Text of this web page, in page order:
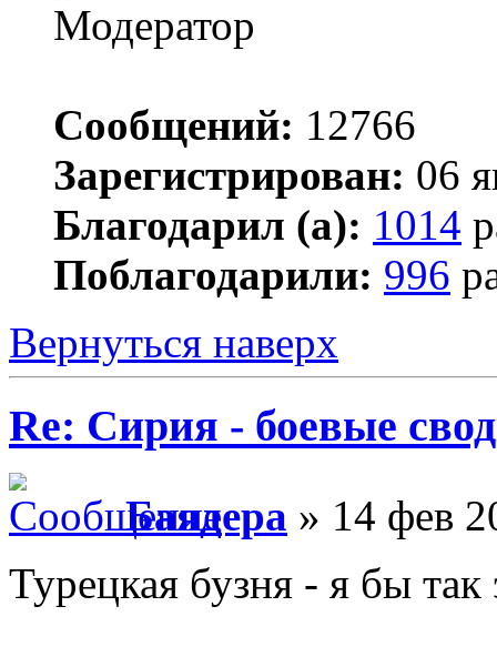
Сообщений: 12766
Зарегистрирован: 06
Благодарил (а): 1014
Поблагодарили: 996
Вернуться наверх
Re: Сирия - боевые
Баядера » 14 фев
Турецкая бузня - я бы так